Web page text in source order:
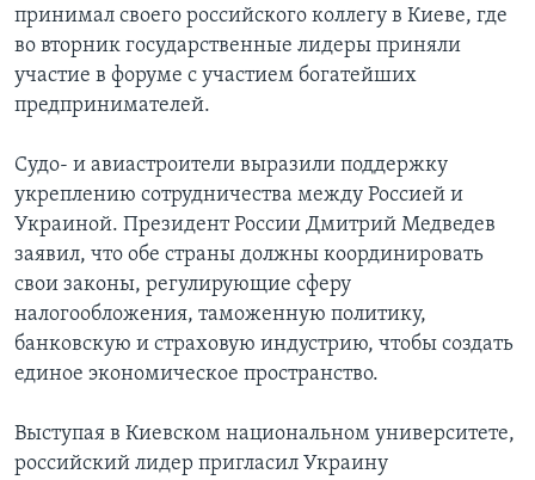
Языки
принимал своего российского коллегу в Киеве, где
во вторник государственные лидеры приняли
участие в форуме с участием богатейших
предпринимателей.
Судо- и авиастроители выразили поддержку
укреплению сотрудничества между Россией и
Украиной. Президент России Дмитрий Медведев
заявил, что обе страны должны координировать
свои законы, регулирующие сферу
налогообложения, таможенную политику,
банковскую и страховую индустрию, чтобы создать
единое экономическое пространство.
Выступая в Киевском национальном университете,
российский лидер пригласил Украину